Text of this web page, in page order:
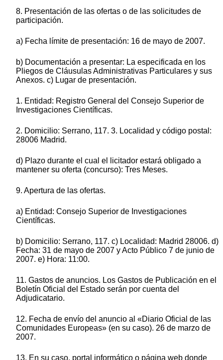
8. Presentación de las ofertas o de las solicitudes de
participación.
a) Fecha límite de presentación: 16 de mayo de 2007.
b) Documentación a presentar: La especificada en los
Pliegos de Cláusulas Administrativas Particulares y sus
Anexos. c) Lugar de presentación.
1. Entidad: Registro General del Consejo Superior de
Investigaciones Científicas.
2. Domicilio: Serrano, 117. 3. Localidad y código postal:
28006 Madrid.
d) Plazo durante el cual el licitador estará obligado a
mantener su oferta (concurso): Tres Meses.
9. Apertura de las ofertas.
a) Entidad: Consejo Superior de Investigaciones
Científicas.
b) Domicilio: Serrano, 117. c) Localidad: Madrid 28006. d)
Fecha: 31 de mayo de 2007 y Acto Público 7 de junio de
2007. e) Hora: 11:00.
11. Gastos de anuncios. Los Gastos de Publicación en el
Boletín Oficial del Estado serán por cuenta del
Adjudicatario.
12. Fecha de envío del anuncio al «Diario Oficial de las
Comunidades Europeas» (en su caso). 26 de marzo de
2007.
13. En su caso, portal informático o página web donde